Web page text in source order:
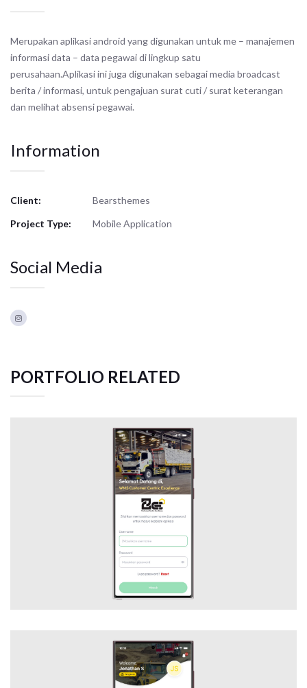
Merupakan aplikasi android yang digunakan untuk me – manajemen
informasi data – data pegawai di lingkup satu
perusahaan.Aplikasi ini juga digunakan sebagai media broadcast
berita / informasi, untuk pengajuan surat cuti / surat keterangan
dan melihat absensi pegawai.
Information
Client:
Bearsthemes
Project Type:
Mobile Application
Social Media
PORTFOLIO RELATED
PETROKIMIA – 2CE MOBILE
Mobile Application